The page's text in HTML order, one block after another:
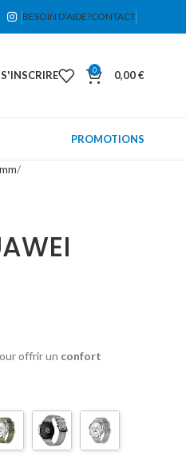
BESOIN D’AIDE?CONTACT
0 0,00€
PROMOTIONS
offrir un confort